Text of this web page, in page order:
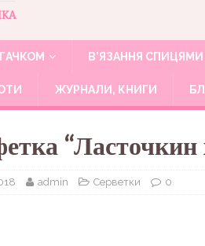
В’ЯЗАННЯ СПИЦЯМИ
ЖУРНАЛИ, КНИГИ
“Ласточкин
admin Серветки 0